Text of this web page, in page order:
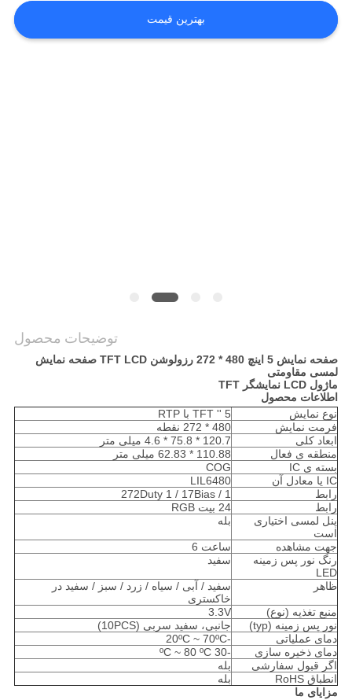
درخواست
نقل قول
بهترین قیمت
توضیحات محصول
صفحه نمایش 5 اینچ 480 * 272 رزولوشن TFT LCD صفحه نمایش
لمسی مقاومتی
ماژول LCD نمایشگر TFT
اطلاعات محصول
نوع نمایش
5 '' TFT با RTP
فرمت نمایش
480 * 272 نقطه
ابعاد کلی
120.7 * 75.8 * 4.6 میلی متر
منطقه ی فعال
110.88 * 62.83 میلی متر
بسته ی IC
COG
IC یا معادل آن
LIL6480
رابط
1 / 272Duty 1 / 17Bias
رابط
24 بیت RGB
پنل لمسی اختیاری
است
بله
جهت مشاهده
ساعت 6
رنگ نور پس زمینه
LED
سفید
ظاهر
سفید / آبی / سیاه / زرد / سبز / سفید در
خاکستری
منبع تغذیه (نوع)
3.3V
نور پس زمینه (typ)
جانبی، سفید سربی (10PCS)
دمای عملیاتی
-20ºC ~ 70ºC
دمای ذخیره سازی
-30 ºC ~ 80 ºC
اگر قبول سفارشی
بله
انطباق RoHS
بله
مزایای ما